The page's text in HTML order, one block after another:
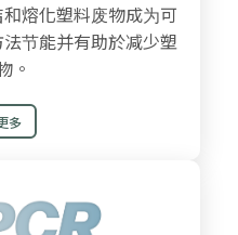
熔化塑料废物成为可
节能并有助於减少塑
。
多